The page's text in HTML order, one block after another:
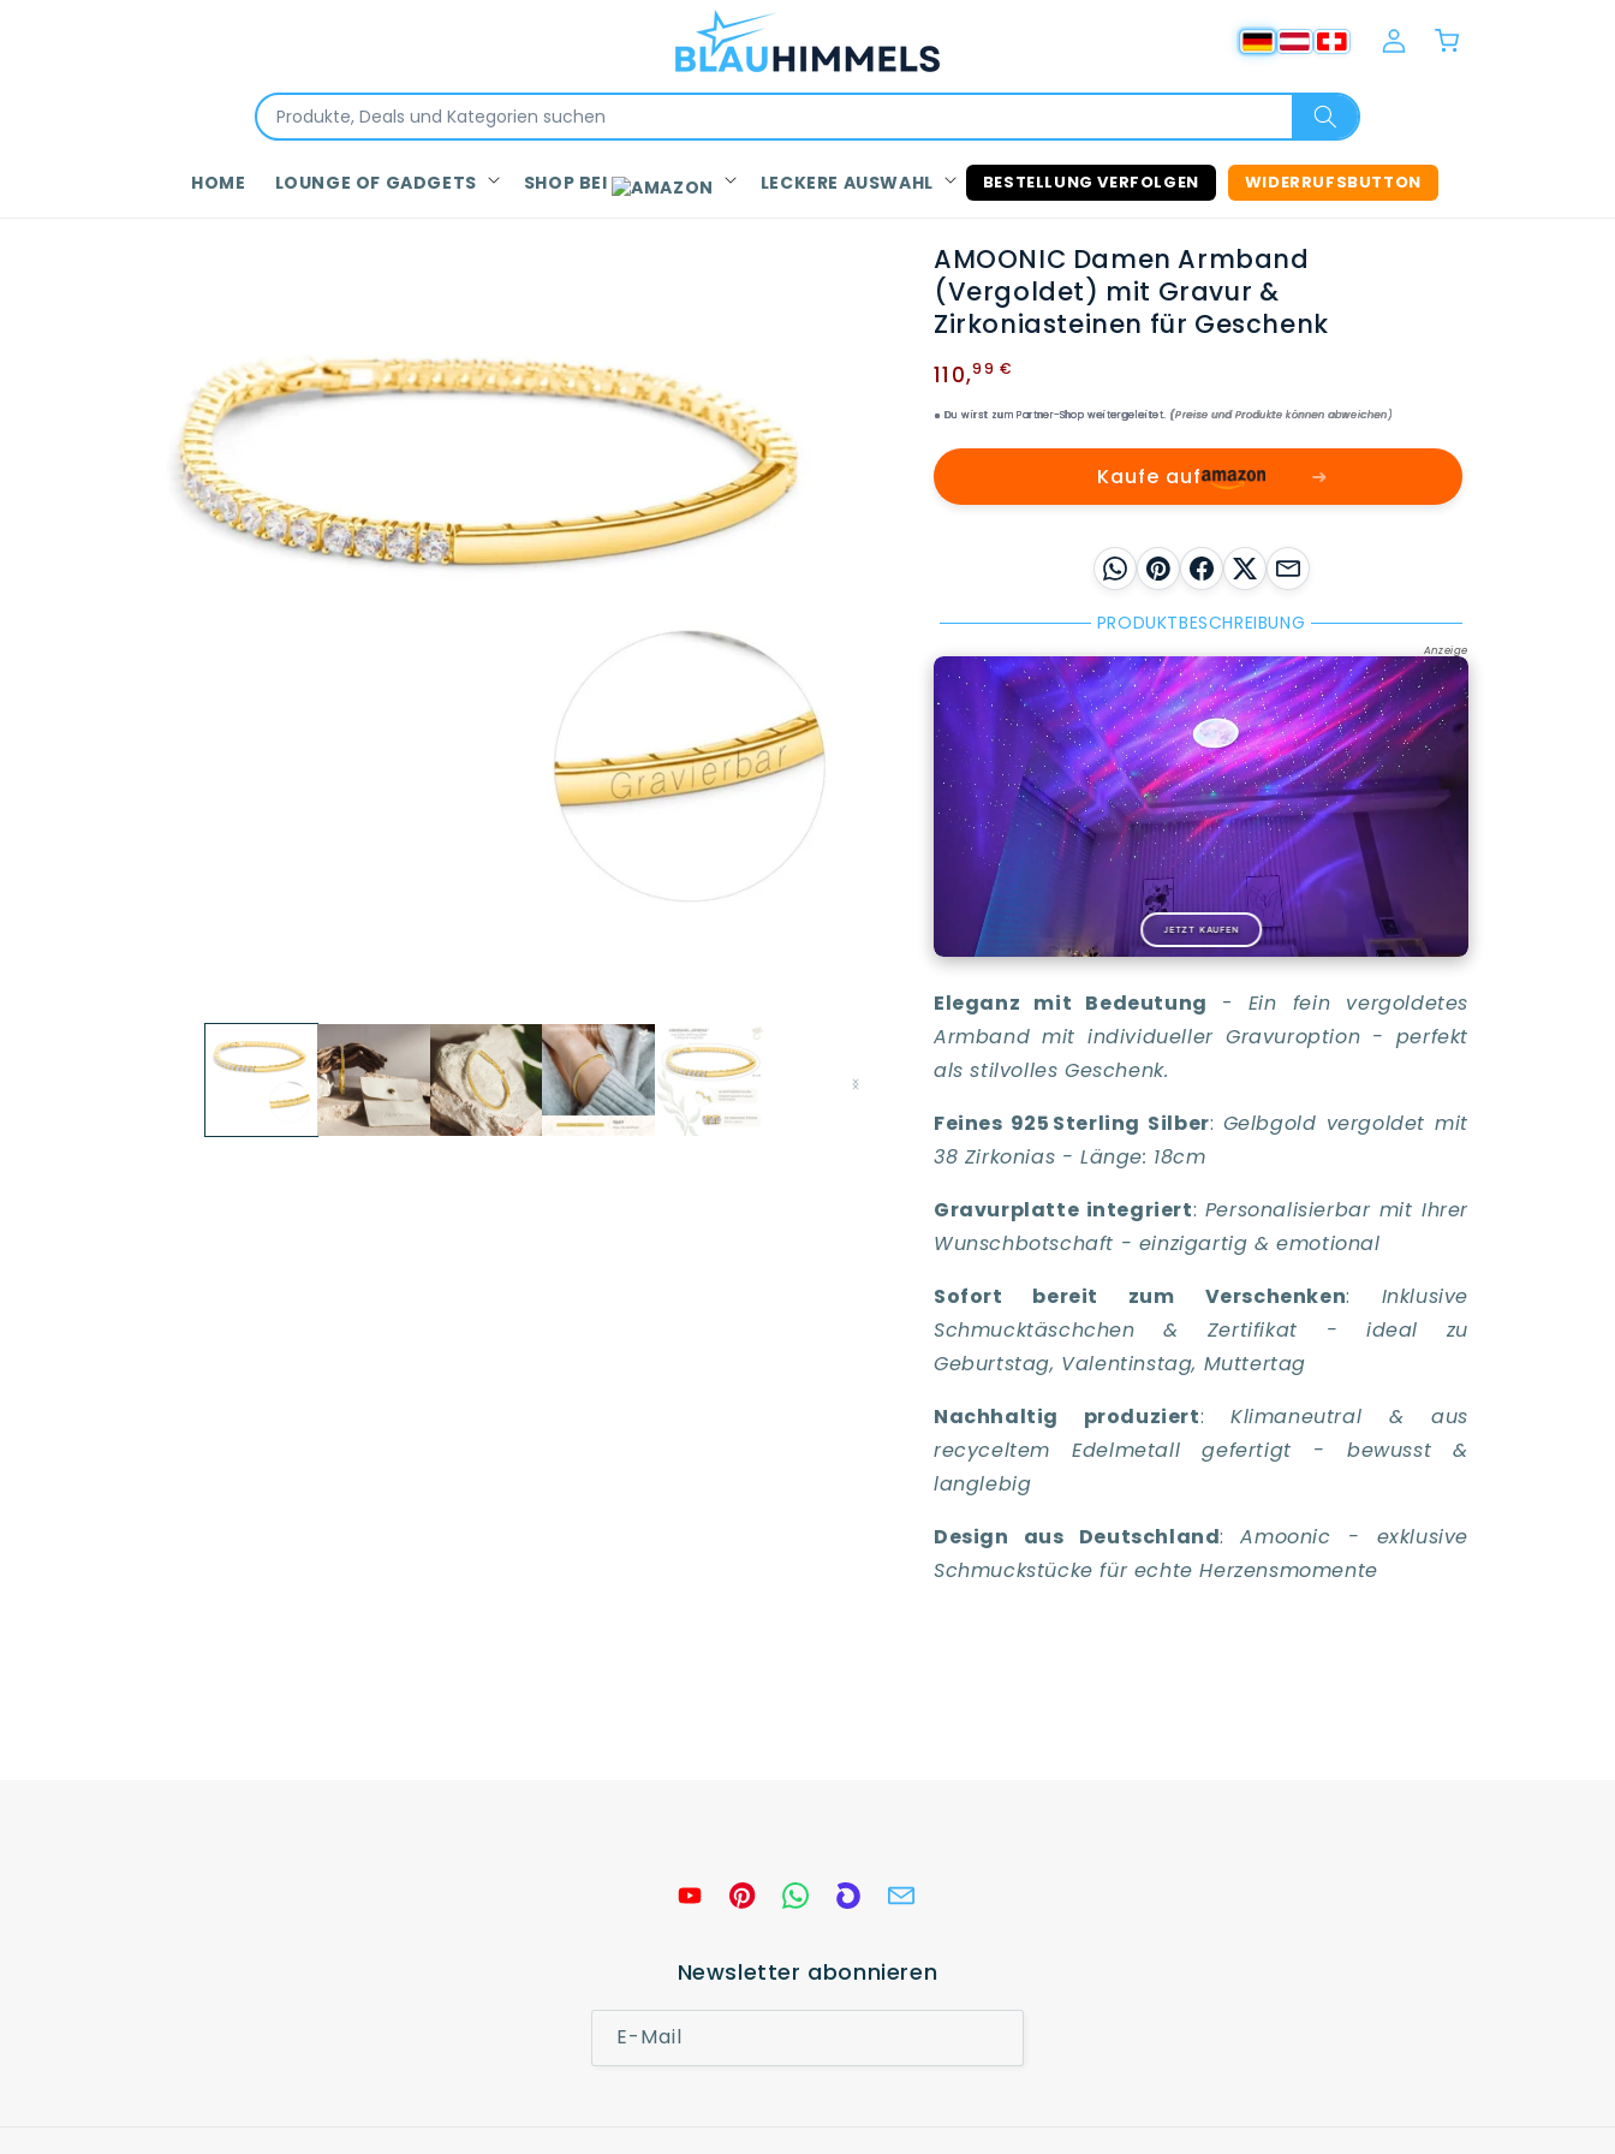
HOME LOUNGE OF GADGETS SHOP BEI LECKERE AUSWAHL BESTELLUNG VERFOLGEN WIDERRUFSBUTTON
EinloggenWarenkorb
AMOONIC Damen Armband
(Vergoldet) mit Gravur &
Zirkoniasteinen für Geschenk
Normaler
Preis
110,99 €
Du wirst zum Partner-Shop weitergeleitet. (Preise und Produkte können abweichen)
Kaufe auf
WhatsApp
Pinterest
Facebook
X E-Mail
PRODUKTBESCHREIBUNG
Anzeige
JETZT KAUFEN
Eleganz mit Bedeutung - Ein fein vergoldetes
Armband mit individueller Gravuroption - perfekt
als stilvolles Geschenk.
Feines 925 Sterling Silber: Gelbgold vergoldet mit
38 Zirkonias - Länge: 18cm
Gravurplatte integriert: Personalisierbar mit Ihrer
Wunschbotschaft - einzigartig & emotional
Sofort bereit zum Verschenken: Inklusive
Schmucktäschchen & Zertifikat - ideal zu
Geburtstag, Valentinstag, Muttertag
Nachhaltig produziert: Klimaneutral & aus
recyceltem Edelmetall gefertigt - bewusst &
langlebig
Design aus Deutschland:Amoonic - exklusive
Schmuckstücke für echte Herzensmomente
Newsletter abonnieren
E-Mail